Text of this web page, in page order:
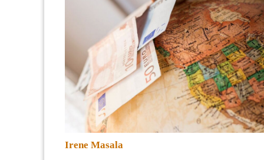
Irene Masala